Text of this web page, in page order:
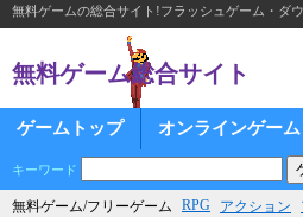
無料ゲームの総合サイト!フラッシュゲーム・ダ
無料ゲーム総合サイト
ゲームトップ オンラインゲーム
キーワード
無料ゲーム/フリーゲーム RPG アクション